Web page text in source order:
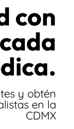
con
y obtén
en la
CDMX